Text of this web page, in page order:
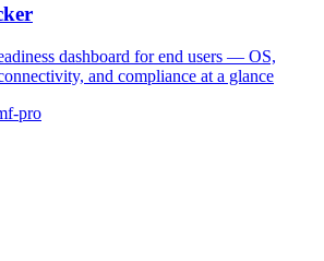
dashboard for end users — OS,
and compliance at a glance
pro